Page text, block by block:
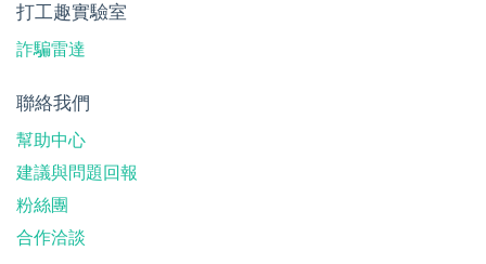
打工趣實驗室
詐騙雷達
聯絡我們
幫助中心
建議與問題回報
粉絲團
合作洽談